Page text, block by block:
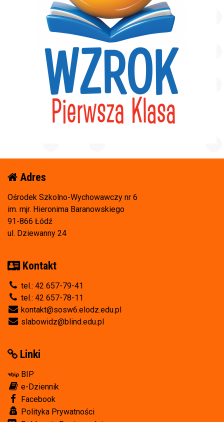
Adres
Ośrodek Szkolno-Wychowawczy nr 6
im. mjr. Hieronima Baranowskiego
91-866 Łódź
ul. Dziewanny 24
Kontakt
tel.: 42 657-79-41
tel.: 42 657-78-11
kontakt@sosw6.elodz.edu.pl
slabowidz@blind.edu.pl
Linki
BIP
e-Dziennik
Facebook
Polityka Prywatności